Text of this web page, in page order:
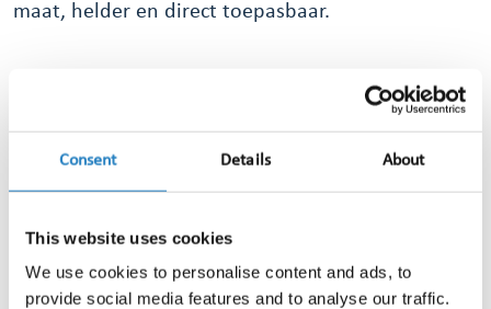
Consent Details About
This website uses cookies
We use cookies to personalise content and ads, to
provide social media features and to analyse our traffic.
maat, helder en direct toepasbaar.
Waarvoor kun je bij ons terecht?
Reputatie- en imago-onderzoek
Campagne-evaluatie
Issue- en trendmonitoring